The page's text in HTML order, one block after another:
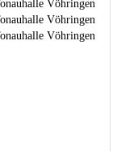
Vöhringen
Vöhringen
Vöhringen